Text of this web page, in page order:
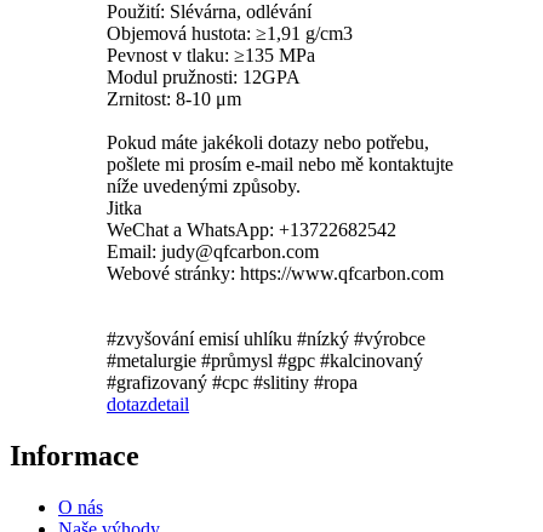
Použití: Slévárna, odlévání
Objemová hustota: ≥1,91 g/cm3
Pevnost v tlaku: ≥135 MPa
Modul pružnosti: 12GPA
Zrnitost: 8-10 μm
Pokud máte jakékoli dotazy nebo potřebu,
pošlete mi prosím e-mail nebo mě kontaktujte
níže uvedenými způsoby.
Jitka
WeChat a WhatsApp: +13722682542
Email: judy@qfcarbon.com
Webové stránky: https://www.qfcarbon.com
#zvyšování emisí uhlíku #nízký #výrobce
#metalurgie #průmysl #gpc #kalcinovaný
#grafizovaný #cpc #slitiny #ropa
dotazdetail
Informace
O nás